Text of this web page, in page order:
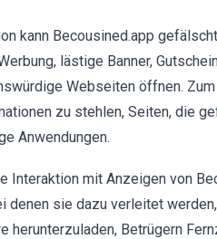
kann Becousined.app
lästige Banner,
Webseiten öffnen.
zu stehlen, Seiten, die
Anwendungen.
Interaktion mit Anzeigen von
denen sie dazu verleitet
herunterzuladen, Betrügern